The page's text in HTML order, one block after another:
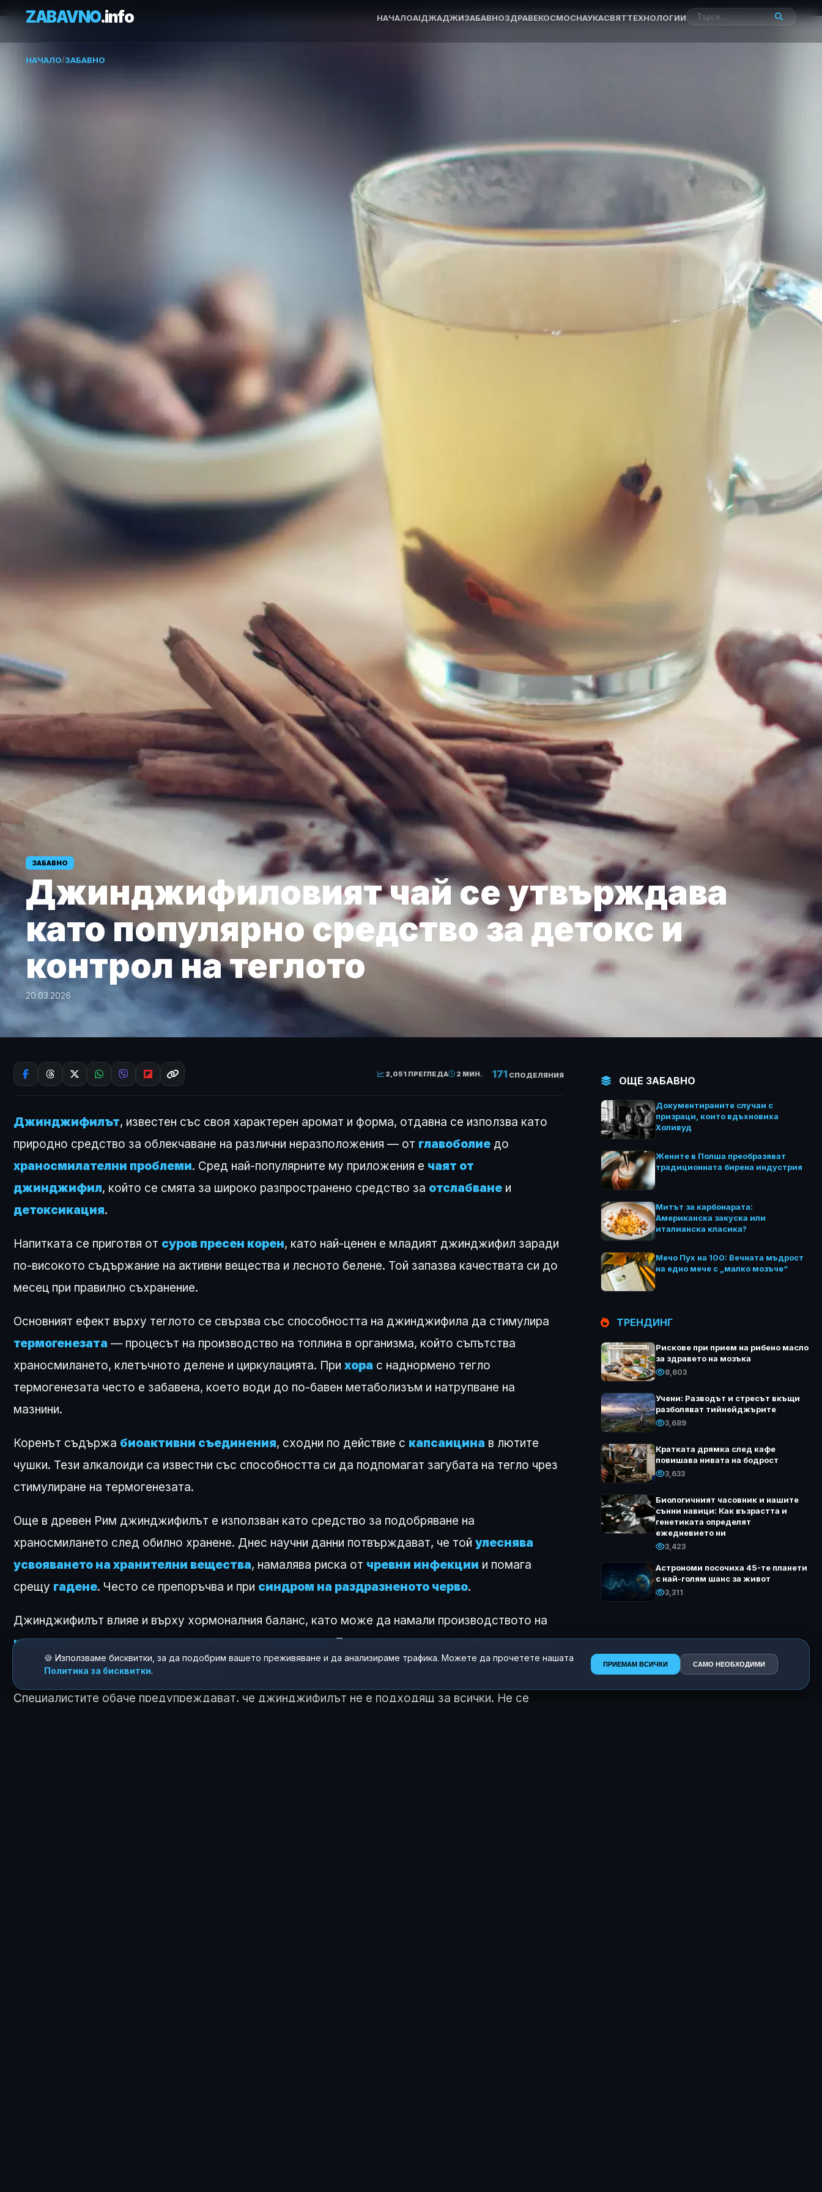
ZABAVNO.info НАЧАЛОAIДЖАДЖИЗАБАВНОЗДРАВЕКОСМОСНАУКАСВЯТТЕХНОЛОГИИ
НАЧАЛО/ЗАБАВНО
ЗАБАВНО
Джинджифиловият чай се утвърждава
като популярно средство за детокс и
контрол на теглото
20.03.2026
2,051 ПРЕГЛЕДА 2 МИН. 171 СПОДЕЛЯНИЯ
Джинджифилът, известен със своя характерен аромат и форма, отдавна се използва като
природно средство за облекчаване на различни неразположения — от главоболие до
храносмилателни проблеми. Сред най-популярните му приложения е чаят от
джинджифил, който се смята за широко разпространено средство за отслабване и
детоксикация.
Напитката се приготвя от суров пресен корен, като най-ценен е младият джинджифил заради
по-високото съдържание на активни вещества и лесното белене. Той запазва качествата си до
месец при правилно съхранение.
Основният ефект върху теглото се свързва със способността на джинджифила да стимулира
термогенезата — процесът на производство на топлина в организма, който съпътства
храносмилането, клетъчното делене и циркулацията. При хора с наднормено тегло
термогенезата често е забавена, което води до по-бавен метаболизъм и натрупване на
мазнини.
Коренът съдържа биоактивни съединения, сходни по действие с капсаицина в лютите
чушки. Тези алкалоиди са известни със способността си да подпомагат загубата на тегло чрез
стимулиране на термогенезата.
Още в древен Рим джинджифилът е използван като средство за подобряване на
храносмилането след обилно хранене. Днес научни данни потвърждават, че той улеснява
усвояването на хранителни вещества, намалява риска от чревни инфекции и помага
срещу гадене. Често се препоръчва и при синдром на раздразненото черво.
Джинджифилът влияе и върху хормоналния баланс, като може да намали производството на
кортизоли да подпомогне регулирането наинсулина. Това ограничава пристъпите на глад и
натрупването на „лош“ холестерол.
Специалистите обаче предупреждават, че джинджифилът не е подходящ за всички. Не се
ОЩЕ ЗАБАВНО
Документираните случаи с
призраци, които вдъхновиха
Холивуд
Жените в Полша преобразяват
традиционната бирена индустрия
Митът за карбонарата:
Американска закуска или
италианска класика?
Мечо Пух на 100: Вечната мъдрост
на едно мече с „малко мозъче“
ТРЕНДИНГ
Рискове при прием на рибено масло
за здравето на мозъка
8,603
Учени: Разводът и стресът вкъщи
разболяват тийнейджърите
3,689
Кратката дрямка след кафе
повишава нивата на бодрост
3,633
Биологичният часовник и нашите
сънни навици: Как възрастта и
генетиката определят
ежедневието ни
3,423
Астрономи посочиха 45-те планети
с най-голям шанс за живот
3,311
🍪 Използваме бисквитки, за да подобрим вашето преживяване и да анализираме трафика. Можете да прочетете нашата
Политика за бисквитки.
ПРИЕМАМ ВСИЧКИ САМО НЕОБХОДИМИ